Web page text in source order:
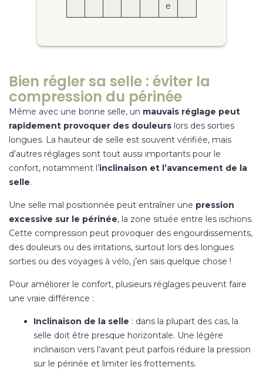
e
Bien régler sa selle : éviter la
compression du périnée
Même avec une bonne selle, un mauvais réglage peut
rapidement provoquer des douleurs lors des sorties
longues. La hauteur de selle est souvent vérifiée, mais
d’autres réglages sont tout aussi importants pour le
confort, notamment l’inclinaison et l’avancement de la
selle.
Une selle mal positionnée peut entraîner une pression
excessive sur le périnée, la zone située entre les ischions.
Cette compression peut provoquer des engourdissements,
des douleurs ou des irritations, surtout lors des longues
sorties ou des voyages à vélo, j’en sais quelque chose !
Pour améliorer le confort, plusieurs réglages peuvent faire
une vraie différence :
Inclinaison de la selle : dans la plupart des cas, la
selle doit être presque horizontale. Une légère
inclinaison vers l’avant peut parfois réduire la pression
sur le périnée et limiter les frottements.